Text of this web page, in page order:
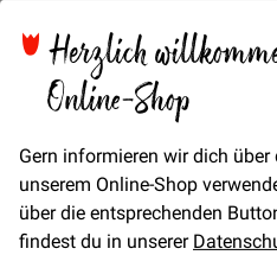
Herzlich
Online-Shop
Gern informieren wir dich über
unserem Online-Shop
über die entsprechenden
findest du in unserer
für
gruppiertes
Produkt
€/Meter(Freie Eingabe)
18,00 €
FAT QUARTER(ca. 50 x 55
5,00 €